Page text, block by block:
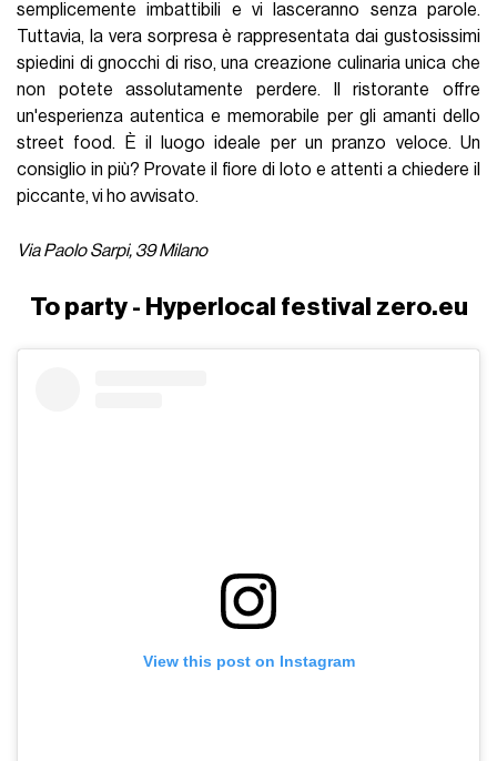
semplicemente imbattibili e vi lasceranno senza parole.
Tuttavia, la vera sorpresa è rappresentata dai gustosissimi
spiedini di gnocchi di riso, una creazione culinaria unica che
non potete assolutamente perdere. Il ristorante offre
un'esperienza autentica e memorabile per gli amanti dello
street food. È il luogo ideale per un pranzo veloce. Un
consiglio in più? Provate il fiore di loto e attenti a chiedere il
piccante, vi ho avvisato.
Via Paolo Sarpi, 39 Milano
To party - Hyperlocal festival zero.eu
View this post on Instagram